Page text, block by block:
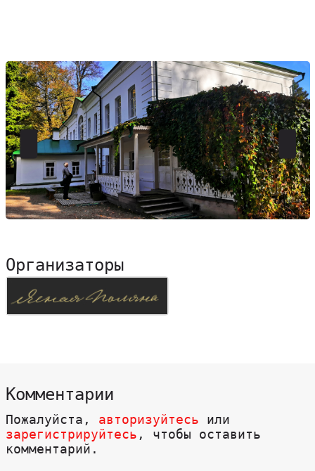
Организаторы
Комментарии
Пожалуйста, авторизуйтесь или
зарегистрируйтесь , чтобы оставить
комментарий.